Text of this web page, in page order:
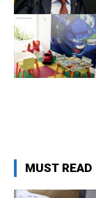
MUST READ